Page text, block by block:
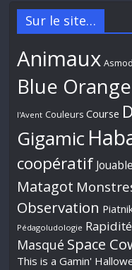
Sur le site…
Animaux
Blue Orange
l'Avent Couleurs Course
Gigamic
coopératif
Matagot
Observation
Pédagoludologie Rapidité
Masqué Space
This is a Gamin'